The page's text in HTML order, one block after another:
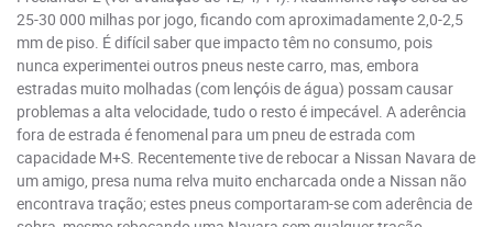
25-30 000 milhas por jogo, ficando com aproximadamente 2,0-2,5
mm de piso. É difícil saber que impacto têm no consumo, pois
nunca experimentei outros pneus neste carro, mas, embora
estradas muito molhadas (com lençóis de água) possam causar
problemas a alta velocidade, tudo o resto é impecável. A aderência
fora de estrada é fenomenal para um pneu de estrada com
capacidade M+S. Recentemente tive de rebocar a Nissan Navara de
um amigo, presa numa relva muito encharcada onde a Nissan não
encontrava tração; estes pneus comportaram-se com aderência de